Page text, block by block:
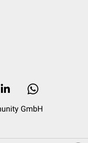
GmbH